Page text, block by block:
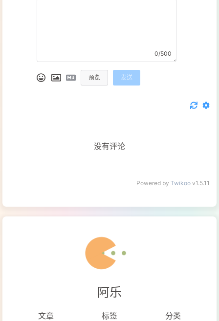
0/500
预览 发送
没有评论
Powered by Twikoo v1.5.11
阿乐
文章 标签 分类